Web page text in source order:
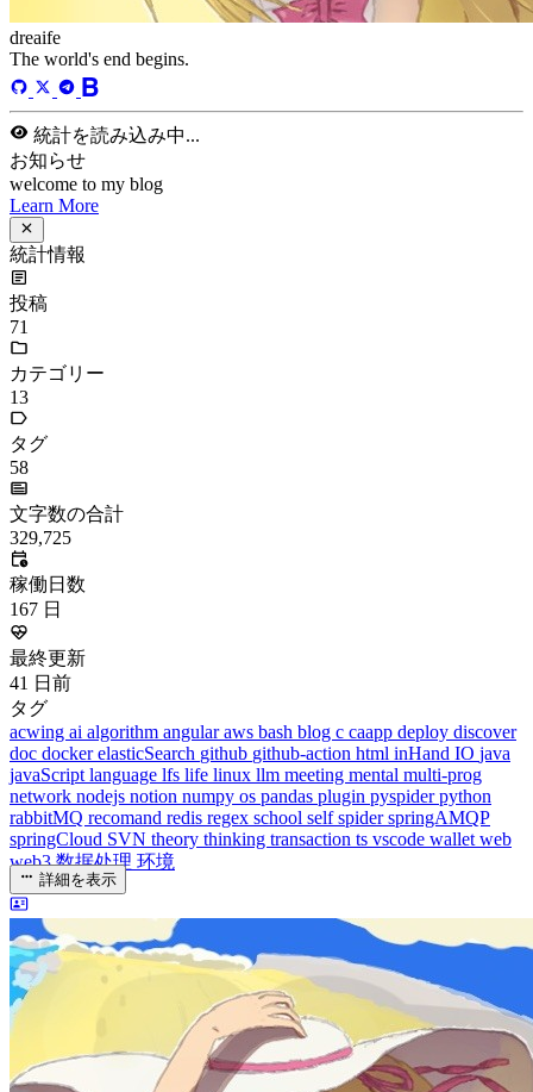
dreaife
The world's end begins.
統計を読み込み中...
お知らせ
welcome to my blog
Learn More
統計情報
投稿
71
カテゴリー
13
タグ
58
文字数の合計
329,725
稼働日数
167
最終更新
41 日前
タグ
acwingaialgorithmangularawsbashblogccaappdeploy discover
docdockerelasticSearchgithub github-actionhtmlinHandIOjava
javaScriptlanguagelfslifelinux llmmeetingmentalmulti-prog
networknodejsnotionnumpyospandaspluginpyspiderpython
rabbitMQrecomandredisregexschoolselfspiderspringAMQP
springCloudSVNtheory
web3数据处理
詳細を表示